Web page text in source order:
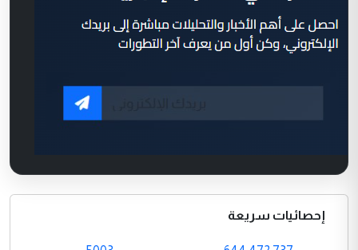
إحصائيات سريعة